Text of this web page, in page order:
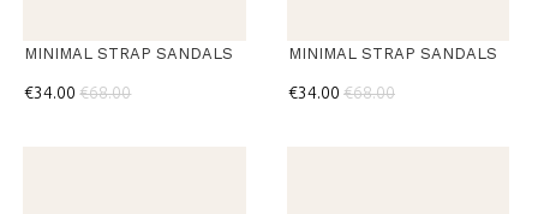
MINIMAL STRAP SANDALS
€34.00 €68.00
MINIMAL STRAP SANDALS
€34.00 €68.00